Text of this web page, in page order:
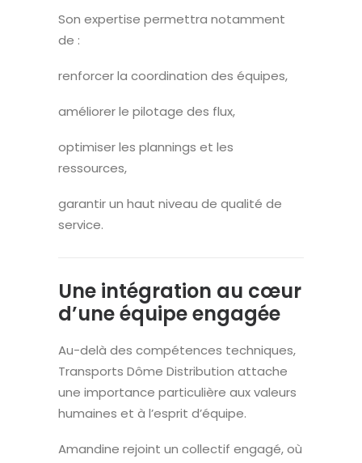
Son expertise permettra notamment
de :
renforcer la coordination des équipes,
améliorer le pilotage des flux,
optimiser les plannings et les
ressources,
garantir un haut niveau de qualité de
service.
Une intégration au cœur
d’une équipe engagée
Au-delà des compétences techniques,
Transports Dôme Distribution attache
une importance particulière aux valeurs
humaines et à l’esprit d’équipe.
Amandine rejoint un collectif engagé, où